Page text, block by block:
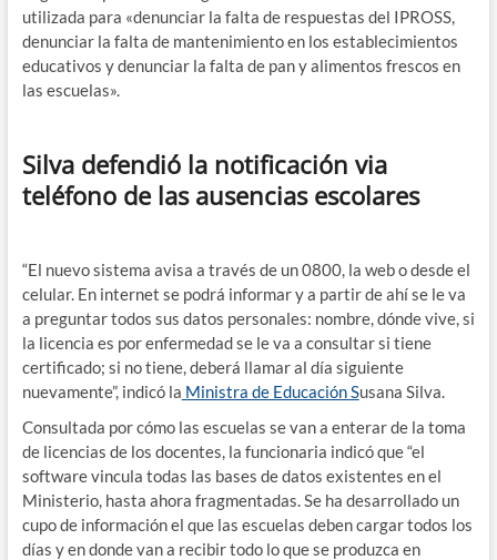
utilizada para «denunciar la falta de respuestas del IPROSS,
denunciar la falta de mantenimiento en los establecimientos
educativos y denunciar la falta de pan y alimentos frescos en
las escuelas».
Silva defendió la notificación via
teléfono de las ausencias escolares
“El nuevo sistema avisa a través de un 0800, la web o desde el
celular. En internet se podrá informar y a partir de ahí se le va
a preguntar todos sus datos personales: nombre, dónde vive, si
la licencia es por enfermedad se le va a consultar si tiene
certificado; si no tiene, deberá llamar al día siguiente
nuevamente”, indicó la Ministra de Educación Susana Silva.
Consultada por cómo las escuelas se van a enterar de la toma
de licencias de los docentes, la funcionaria indicó que “el
software vincula todas las bases de datos existentes en el
Ministerio, hasta ahora fragmentadas. Se ha desarrollado un
cupo de información el que las escuelas deben cargar todos los
días y en donde van a recibir todo lo que se produzca en